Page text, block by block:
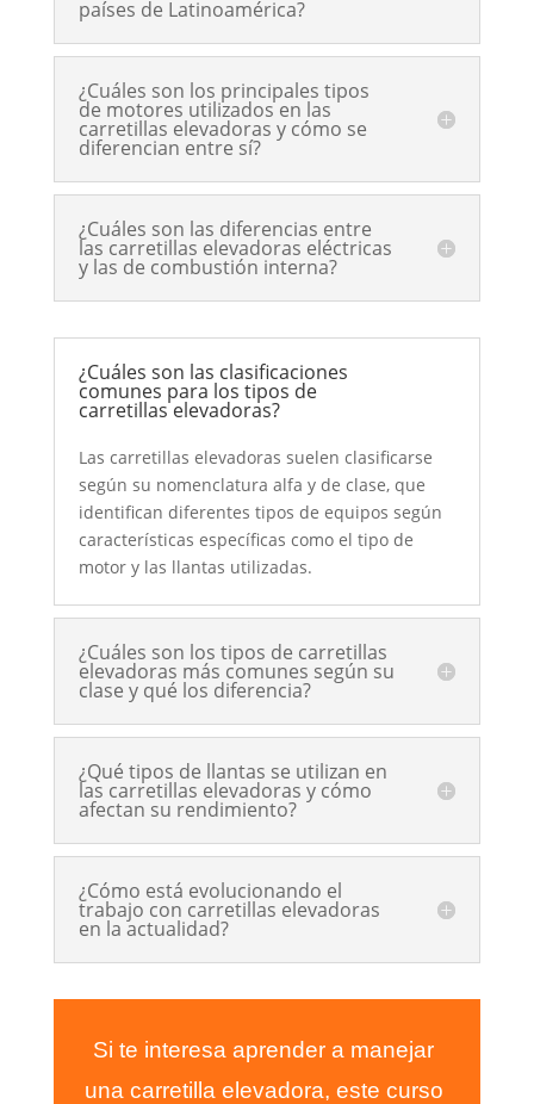
países de Latinoamérica?
¿Cuáles son los principales tipos
de motores utilizados en las
carretillas elevadoras y cómo se
diferencian entre sí?
¿Cuáles son las diferencias entre
las carretillas elevadoras eléctricas
y las de combustión interna?
¿Cuáles son las clasificaciones
comunes para los tipos de
carretillas elevadoras?
Las carretillas elevadoras suelen clasificarse
según su nomenclatura alfa y de clase, que
identifican diferentes tipos de equipos según
características específicas como el tipo de
motor y las llantas utilizadas.
¿Cuáles son los tipos de carretillas
elevadoras más comunes según su
clase y qué los diferencia?
¿Qué tipos de llantas se utilizan en
las carretillas elevadoras y cómo
afectan su rendimiento?
¿Cómo está evolucionando el
trabajo con carretillas elevadoras
en la actualidad?
Si te interesa aprender a manejar
una carretilla elevadora, este curso